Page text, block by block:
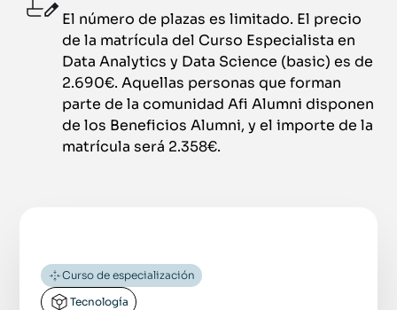
El número de plazas es limitado. El precio
de la matrícula del Curso Especialista en
Data Analytics y Data Science (basic) es de
2.690€. Aquellas personas que forman
parte de la comunidad Afi Alumni disponen
de los Beneficios Alumni, y el importe de la
matrícula será 2.358€.
Curso de especialización
Tecnología